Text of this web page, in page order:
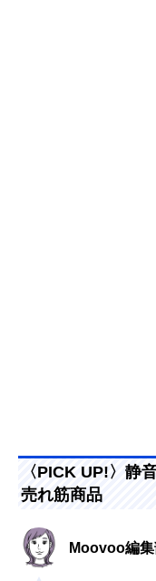
〈PICK UP!〉静
売れ筋商品
Moovoo編